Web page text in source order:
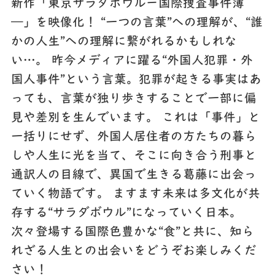
新作「東京サラダボウルー国際捜査事件簿
―」を映像化！ “一つの言葉”への理解が、“誰
かの人生”への理解に繋がれるかもしれな
い…。 昨今メディアに躍る“外国人犯罪・外
国人事件”という言葉。犯罪が起きる事実はあ
っても、言葉が独り歩きすることで一部に偏
見や差別を生んでいます。 これは「事件」と
一括りにせず、外国人居住者の方たちの暮ら
しや人生に光を当て、そこに向き合う刑事と
通訳人の目線で、異国で生きる葛藤に出会っ
ていく物語です。 ますます未来は多文化が共
存する“サラダボウル”になっていく日本。
次々登場する国際色豊かな“食”と共に、知ら
れざる人生との出会いをどうぞお楽しみくだ
さい！